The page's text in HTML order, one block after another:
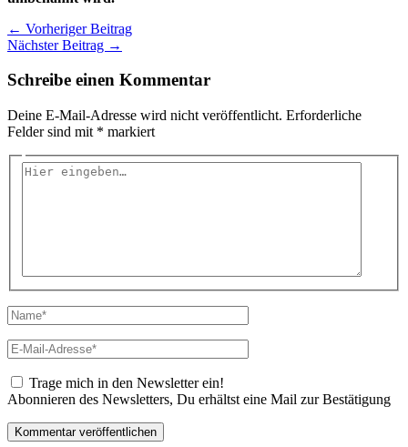
← Vorheriger Beitrag
Nächster Beitrag →
Schreibe einen Kommentar
Deine E-Mail-Adresse wird nicht veröffentlicht. Erforderliche
Felder sind mit * markiert
Hier
Name*
E-
Mail-
Adresse*
Trage mich in den Newsletter ein!
Abonnieren des Newsletters, Du erhältst eine Mail zur Bestätigung